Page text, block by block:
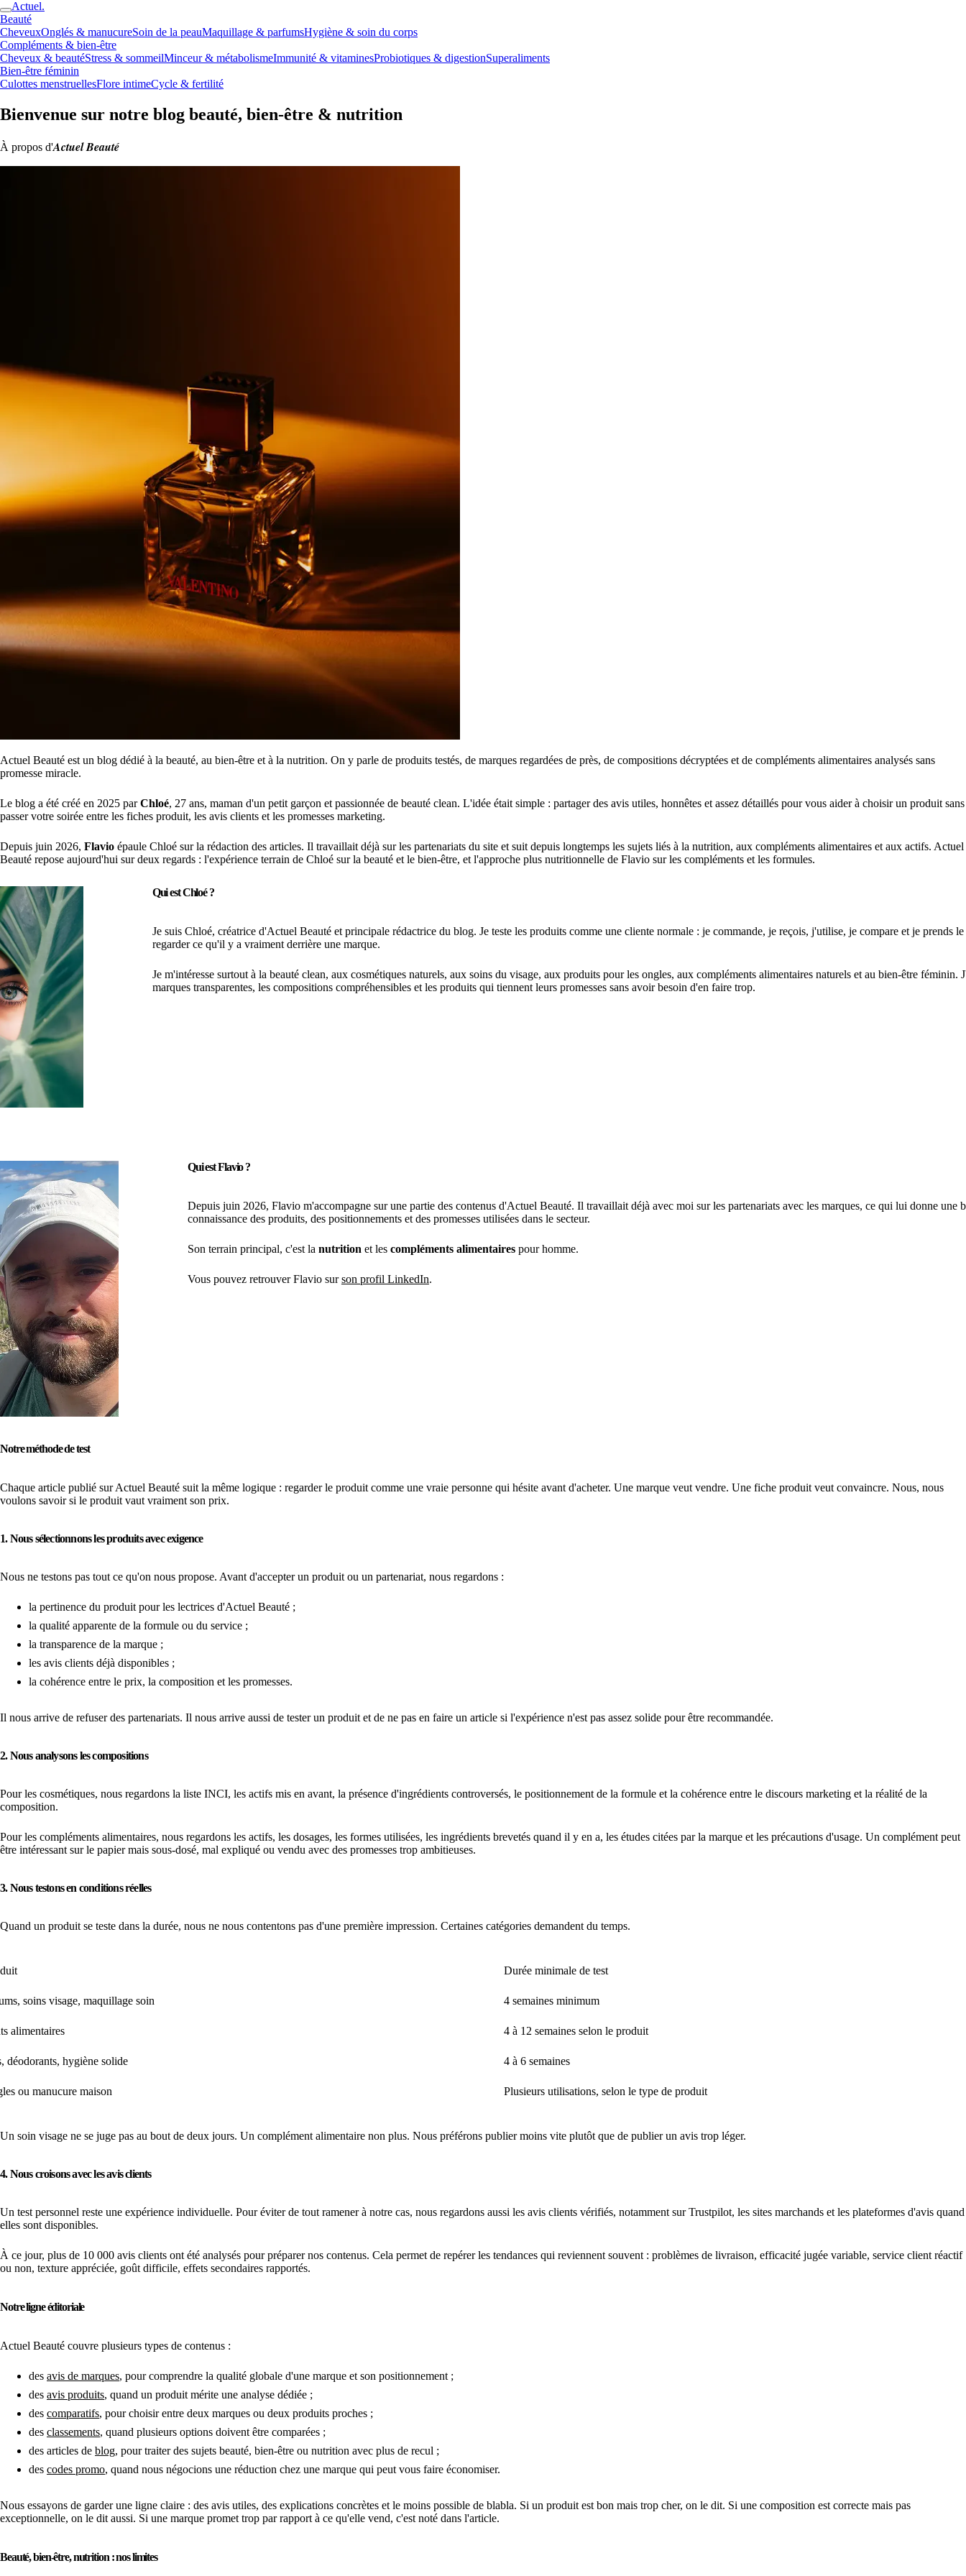
Actuel.
Beauté
CheveuxOnglés & manucureSoin de la peauMaquillage & parfumsHygiène & soin du corps
Compléments & bien-être
Cheveux & beautéStress & sommeilMinceur & métabolismeImmunité & vitaminesProbiotiques & digestionSuperaliments
Bien-être féminin
Culottes menstruellesFlore intimeCycle & fertilité
Bienvenue sur notre blog beauté, bien-être & nutrition
À propos d'Actuel Beauté
Actuel Beauté est un blog dédié à la beauté, au bien-être et à la nutrition. On y parle de produits testés, de marques regardées de près, de compositions décryptées et de compléments alimentaires analysés sans
promesse miracle.
Le blog a été créé en 2025 parChloé, 27 ans, maman d'un petit garçon et passionnée de beauté clean. L'idée était simple : partager des avis utiles, honnêtes et assez détaillés pour vous aider à choisir un produit sans
passer votre soirée entre les fiches produit, les avis clients et les promesses marketing.
Depuis juin 2026, Flavio épaule Chloé sur la rédaction des articles. Il travaillait déjà sur les partenariats du site et suit depuis longtemps les sujets liés à la nutrition, aux compléments alimentaires et aux actifs. Actuel
Beauté repose aujourd'hui sur deux regards : l'expérience terrain de Chloé sur la beauté et le bien-être, et l'approche plus nutritionnelle de Flavio sur les compléments et les formules.
Qui est Chloé ?
Je suis Chloé, créatrice d'Actuel Beauté et principale rédactrice du blog. Je teste les produits comme une cliente normale : je commande, je reçois, j'utilise, je compare et je prends le
regarder ce qu'il y a vraiment derrière une marque.
Je m'intéresse surtout à la beauté clean, aux cosmétiques naturels, aux soins du visage, aux produits pour les ongles, aux compléments alimentaires naturels et au bien-être féminin.
marques transparentes, les compositions compréhensibles et les produits qui tiennent leurs promesses sans avoir besoin d'en faire trop.
Qui est Flavio ?
Depuis juin 2026, Flavio m'accompagne sur une partie des contenus d'Actuel Beauté. Il travaillait déjà avec moi sur les partenariats avec les marques, ce qui lui donne une
connaissance des produits, des positionnements et des promesses utilisées dans le secteur.
Son terrain principal, c'est la nutrition et les compléments alimentairespour homme.
Vous pouvez retrouver Flavio surson profil LinkedIn.
Notre méthode de test
Chaque article publié sur Actuel Beauté suit la même logique : regarder le produit comme une vraie personne qui hésite avant d'acheter. Une marque veut vendre. Une fiche produit veut convaincre. Nous, nous
voulons savoir si le produit vaut vraiment son prix.
1. Nous sélectionnons les produits avec exigence
Nous ne testons pas tout ce qu'on nous propose. Avant d'accepter un produit ou un partenariat, nous regardons :
la pertinence du produit pour les lectrices d'Actuel Beauté ;
la qualité apparente de la formule ou du service ;
la transparence de la marque ;
les avis clients déjà disponibles ;
la cohérence entre le prix, la composition et les promesses.
Il nous arrive de refuser des partenariats. Il nous arrive aussi de tester un produit et de ne pas en faire un article si l'expérience n'est pas assez solide pour être recommandée.
2. Nous analysons les compositions
Pour les cosmétiques, nous regardons la liste INCI, les actifs mis en avant, la présence d'ingrédients controversés, le positionnement de la formule et la cohérence entre le discours marketing et la réalité de la
composition.
Pour les compléments alimentaires, nous regardons les actifs, les dosages, les formes utilisées, les ingrédients brevetés quand il y en a, les études citées par la marque et les précautions d'usage. Un complément peut
être intéressant sur le papier mais sous-dosé, mal expliqué ou vendu avec des promesses trop ambitieuses.
3. Nous testons en conditions réelles
Quand un produit se teste dans la durée, nous ne nous contentons pas d'une première impression. Certaines catégories demandent du temps.
Durée minimale de test
soins visage, maquillage soin 4 semaines minimum
alimentaires 4 à 12 semaines selon le produit
déodorants, hygiène solide 4 à 6 semaines
ou manucure maison Plusieurs utilisations, selon le type de produit
Un soin visage ne se juge pas au bout de deux jours. Un complément alimentaire non plus. Nous préférons publier moins vite plutôt que de publier un avis trop léger.
4. Nous croisons avec les avis clients
Un test personnel reste une expérience individuelle. Pour éviter de tout ramener à notre cas, nous regardons aussi les avis clients vérifiés, notamment sur Trustpilot, les sites marchands et les plateformes d'avis quand
elles sont disponibles.
À ce jour, plus de 10 000 avis clients ont été analysés pour préparer nos contenus. Cela permet de repérer les tendances qui reviennent souvent : problèmes de livraison, efficacité jugée variable, service client réactif
ou non, texture appréciée, goût difficile, effets secondaires rapportés.
Notre ligne éditoriale
Actuel Beauté couvre plusieurs types de contenus :
des avis de marques, pour comprendre la qualité globale d'une marque et son positionnement ;
des avis produits, quand un produit mérite une analyse dédiée ;
des comparatifs, pour choisir entre deux marques ou deux produits proches ;
des classements, quand plusieurs options doivent être comparées ;
des articles de blog, pour traiter des sujets beauté, bien-être ou nutrition avec plus de recul ;
des codes promo, quand nous négocions une réduction chez une marque qui peut vous faire économiser.
Nous essayons de garder une ligne claire : des avis utiles, des explications concrètes et le moins possible de blabla. Si un produit est bon mais trop cher, on le dit. Si une composition est correcte mais pas
exceptionnelle, on le dit aussi. Si une marque promet trop par rapport à ce qu'elle vend, c'est noté dans l'article.
Beauté, bien-être, nutrition : nos limites